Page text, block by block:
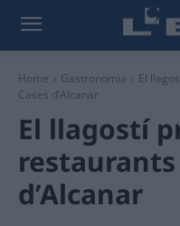
Home Gastronomia
El
Cases d’Alcanar
El llagostí
restaurants
d’Alcanar